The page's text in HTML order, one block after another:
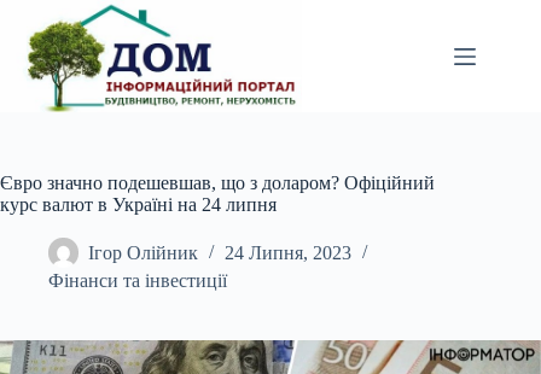
вмісту
Євро значно подешевшав, що з доларом? Офіційний
курс валют в Україні на 24 липня
Ігор Олійник
24 Липня, 2023
Фінанси та інвестиції